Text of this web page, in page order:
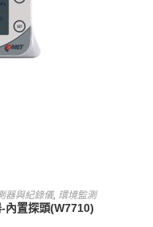
器與紀錄儀, 環境監測
內置探頭(W7710)